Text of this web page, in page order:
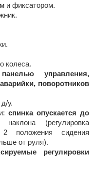
и фиксатором.
колеса.
управления,
поворотников
у.
спинка опускается до
(регулировка
2 положения сидения
от руля).
регулировки